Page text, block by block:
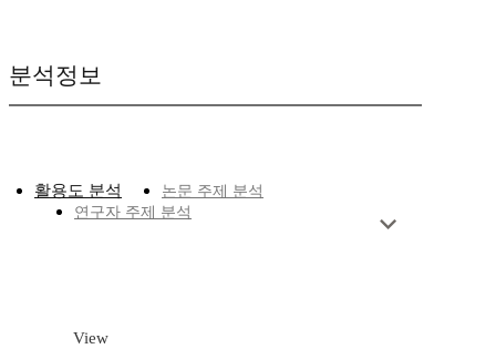
분석정보
활용도 분석
논문 주제 분석
연구자 주제 분석
View